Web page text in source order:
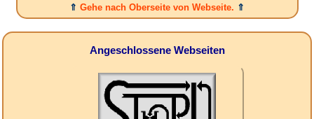
⇑ Gehe nach Oberseite von Webseite. ⇑
Angeschlossene Webseiten